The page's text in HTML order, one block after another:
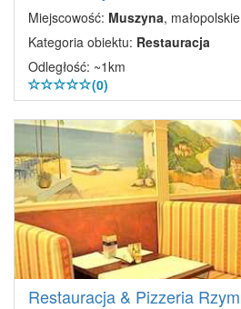
Miejscowość: Muszyna, małopolskie
Kategoria obiektu: Restauracja
Odległość: ~1km
(0)
Restauracja & Pizzeria Rzym